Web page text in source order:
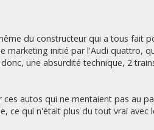
du constructeur qui a tous fait
marketing initié par l'Audi quattro,
une absurdité technique, 2
autos qui ne mentaient pas au
ce qui n'était plus du tout vrai avec